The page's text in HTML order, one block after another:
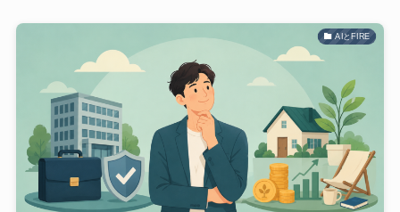
AIとFIRE